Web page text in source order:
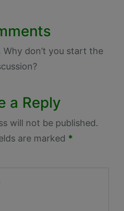
don’t you start the
a Reply
will not be published.
are marked *